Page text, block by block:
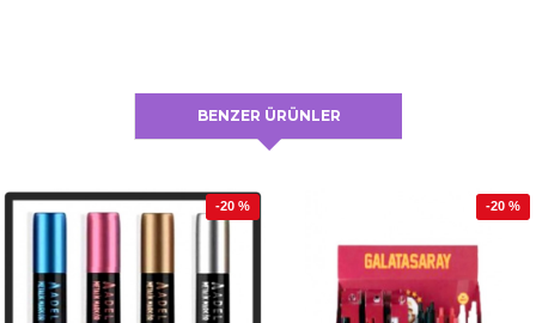
BENZER ÜRÜNLER
-20 % -20 %